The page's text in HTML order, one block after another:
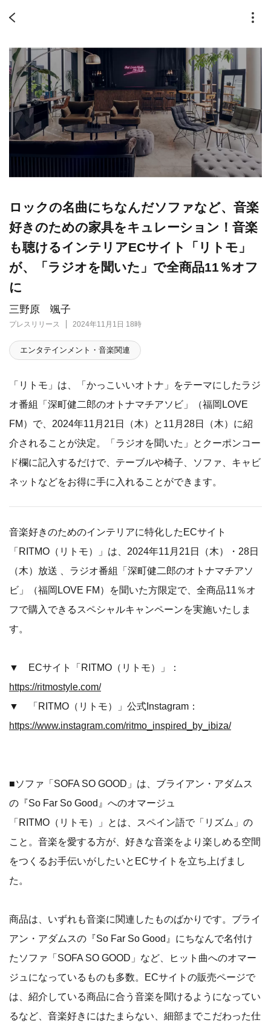
三野原 颯子
プレスリリース 2024年11月1日 18時
ロックの名曲にちなんだソファなど、音楽
好きのための家具をキュレーション！音楽
も聴けるインテリアECサイト「リトモ」
が、「ラジオを聞いた」で全商品11％オフ
に
エンタテインメント・音楽関連
「リトモ」は、「かっこいいオトナ」をテーマにしたラジ
オ番組「深町健二郎のオトナマチアソビ」（福岡LOVE
FM）で、2024年11月21日（木）と11月28日（木）に紹
介されることが決定。「ラジオを聞いた」とクーポンコー
ド欄に記入するだけで、テーブルや椅子、ソファ、キャビ
ネットなどをお得に手に入れることができます。
音楽好きのためのインテリアに特化したECサイト
「RITMO（リトモ）」は、2024年11月21日（木）・28日
（木）放送 、ラジオ番組「深町健二郎のオトナマチアソ
ビ」（福岡LOVE FM）を聞いた方限定で、全商品11％オ
フで購入できるスペシャルキャンペーンを実施いたしま
す。
▼ ECサイト「RITMO（リトモ）」：
https://ritmostyle.com/
▼ 「RITMO（リトモ）」公式Instagram：
https://www.instagram.com/ritmo_inspired_by_ibiza/
■ソファ「SOFA SO GOOD」は、ブライアン・アダムス
の『So Far So Good』へのオマージュ
「RITMO（リトモ）」とは、スペイン語で「リズム」の
こと。音楽を愛する方が、好きな音楽をより楽しめる空間
をつくるお手伝いがしたいとECサイトを立ち上げまし
た。
商品は、いずれも音楽に関連したものばかりです。ブライ
アン・アダムスの『So Far So Good』にちなんで名付け
たソファ「SOFA SO GOOD」など、ヒット曲へのオマー
ジュになっているものも多数。ECサイトの販売ページで
は、紹介している商品に合う音楽を聞けるようになってい
るなど、音楽好きにはたまらない、細部までこだわった仕